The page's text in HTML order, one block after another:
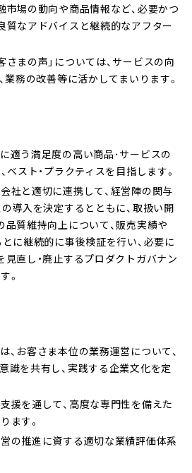
市場の動向や商品情報など、必要かつ
質なアドバイスと継続的なアフター
さまの声」については、サービスの向
業務の改善等に活かしてまいります。
適う満足度の高い商品･サービスの
ベスト・プラクティスを目指します。
社と適切に連携して、経営陣の関与
の導入を決定するとともに、取扱い開
品質維持向上について、販売実績や
とに継続的に事後検証を行い、必要に
見直し・廃止するプロダクトガバナン
。
、お客さま本位の業務運営について、
識を共有し、実践する企業文化を定
援を通して、高度な専門性を備えた
ます。
の推進に資する適切な業績評価体系